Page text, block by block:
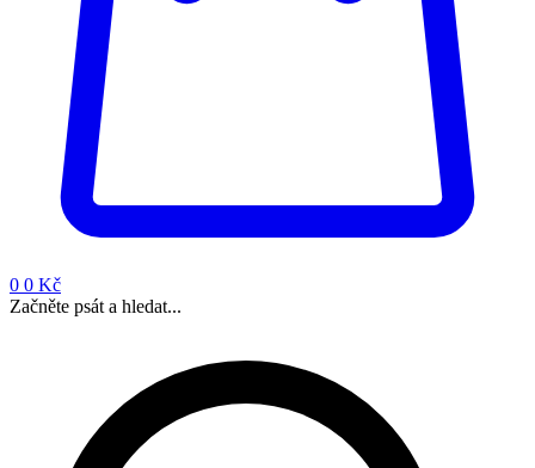
0 0 Kč
Začněte psát a hledat...